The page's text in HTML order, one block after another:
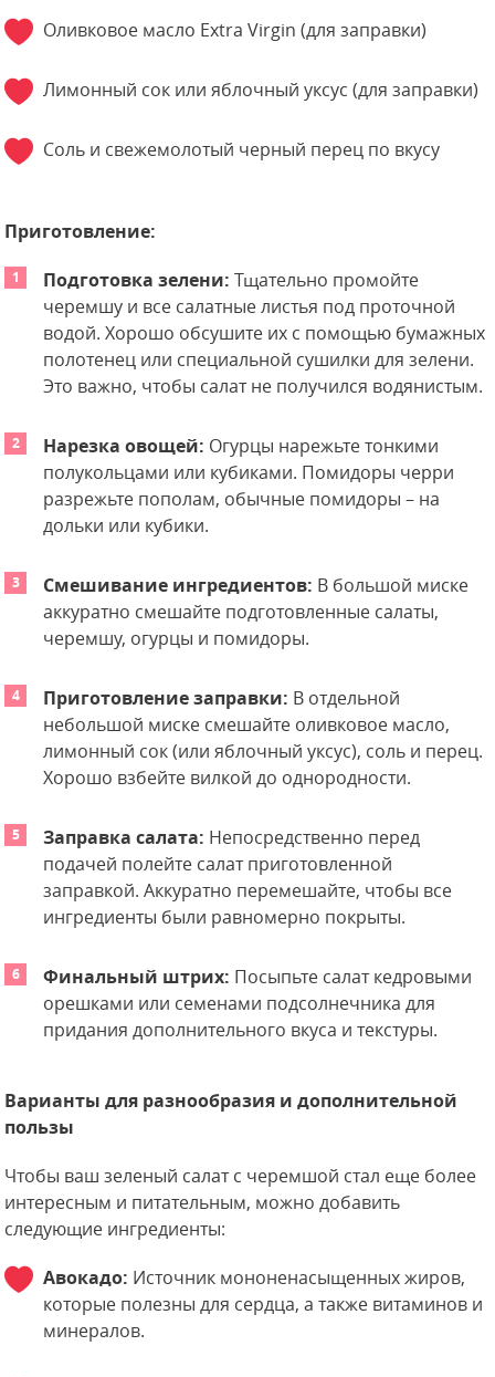
Оливковое масло Extra Virgin (для заправки)
Лимонный сок или яблочный уксус (для заправки)
Соль и свежемолотый черный перец по вкусу
Приготовление:
Подготовка зелени: Тщательно промойте
черемшу и все салатные листья под проточной
водой. Хорошо обсушите их с помощью бумажных
полотенец или специальной сушилки для зелени.
Это важно, чтобы салат не получился водянистым.
Нарезка овощей: Огурцы нарежьте тонкими
полукольцами или кубиками. Помидоры черри
разрежьте пополам, обычные помидоры – на
дольки или кубики.
Смешивание ингредиентов: В большой миске
аккуратно смешайте подготовленные салаты,
черемшу, огурцы и помидоры.
Приготовление заправки: В отдельной
небольшой миске смешайте оливковое масло,
лимонный сок (или яблочный уксус), соль и перец.
Хорошо взбейте вилкой до однородности.
Заправка салата: Непосредственно перед
подачей полейте салат приготовленной
заправкой. Аккуратно перемешайте, чтобы все
ингредиенты были равномерно покрыты.
Финальный штрих: Посыпьте салат кедровыми
орешками или семенами подсолнечника для
придания дополнительного вкуса и текстуры.
Варианты для разнообразия и дополнительной
пользы
Чтобы ваш зеленый салат с черемшой стал еще более
интересным и питательным, можно добавить
следующие ингредиенты:
Авокадо: Источник мононенасыщенных жиров,
которые полезны для сердца, а также витаминов и
минералов.